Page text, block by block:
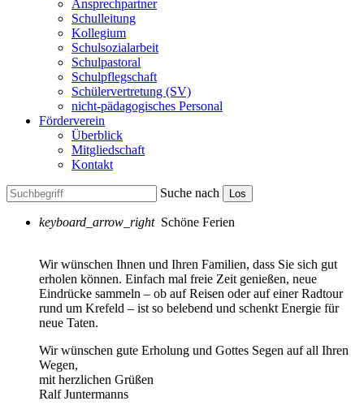
Ansprechpartner
Schulleitung
Kollegium
Schulsozialarbeit
Schulpastoral
Schulpflegschaft
Schülervertretung (SV)
nicht-pädagogisches Personal
Förderverein
Überblick
Mitgliedschaft
Kontakt
Suche nach Los
keyboard_arrow_right Schöne Ferien
Wir wünschen Ihnen und Ihren Familien, dass Sie sich gut
erholen können. Einfach mal freie Zeit genießen, neue
Eindrücke sammeln – ob auf Reisen oder auf einer Radtour
rund um Krefeld – ist so belebend und schenkt Energie für
neue Taten.
Wir wünschen gute Erholung und Gottes Segen auf all Ihren
Wegen,
mit herzlichen Grüßen
Ralf Juntermanns